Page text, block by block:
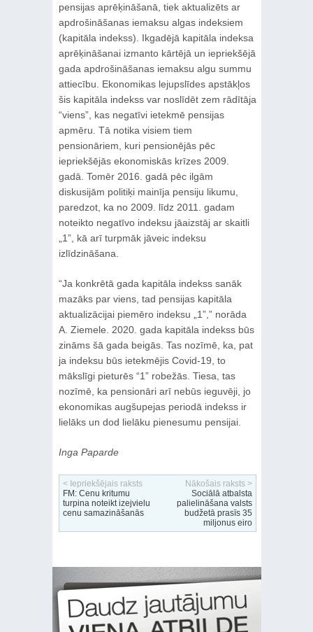
pensijas aprēķināšanā, tiek aktualizēts ar
apdrošināšanas iemaksu algas indeksiem
(kapitāla indekss). Ikgadējā kapitāla indeksa
aprēķināšanai izmanto kārtējā un iepriekšējā
gada apdrošināšanas iemaksu algu summu
attiecību. Ekonomikas lejupslīdes apstākļos
šis kapitāla indekss var noslīdēt zem rādītāja
“viens”, kas negatīvi ietekmē pensijas
apmēru. Tā notika visiem tiem
pensionāriem, kuri pensionējās pēc
iepriekšējās ekonomiskās krīzes 2009.
gadā. Tomēr 2016. gadā pēc ilgām
diskusijām politiķi mainīja pensiju likumu,
paredzot, ka no 2009. līdz 2011. gadam
noteikto negatīvo indeksu jāaizstāj ar skaitli
„1”, kā arī turpmāk jāveic indeksu
izlīdzināšana.
“Ja konkrētā gada kapitāla indekss sanāk
mazāks par viens, tad pensijas kapitāla
aktualizācijai piemēro indeksu „1”,” norāda
A. Ziemele. 2020. gada kapitāla indekss būs
zināms šā gada beigās. Tas nozīmē, ka, pat
ja indeksu būs ietekmējis Covid-19, to
mākslīgi pieturēs “1” robežās. Tiesa, tas
nozīmē, ka pensionāri arī nebūs ieguvēji, jo
ekonomikas augšupejas periodā indekss ir
lielāks un dod lielāku pienesumu pensijai.
Inga Paparde
< Iepriekšējais raksts
FM: Cenu kritumu
turpina noteikt izejvielu
cenu samazināšanās
Nākošais raksts >
Sociālā atbalsta
palielināšana valsts
budžetā prasīs 35
miljonus eiro